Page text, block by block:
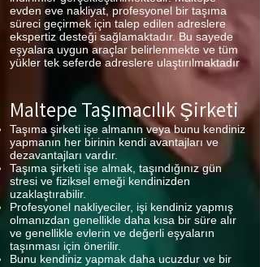
evden eve nakliyat, profesyonel bir taşıma
süreci geçirmek için talep edilen adreslere
ekspertiz desteği sağlamaktadır. Bu sayede
eşyalara uygun araçlar belirlenmekte ve tüm
yükler tek seferde adreslere ulaştırılmaktadır
Maltepe Taşımacılık Şirketi
Taşıma şirketi işe almanın veya bunu kendiniz
yapmanın her birinin kendi avantajları ve
dezavantajları vardır.
Taşıma şirketi işe almak, taşındığınız gün
stresi ve fiziksel emeği kendinizden
uzaklaştırabilir.
Profesyonel nakliyeciler, işi kendiniz yapmış
olmanızdan genellikle daha kısa bir süre alır
ve genellikle evlerin ve değerli eşyaların
taşınması için önerilir.
Bunu kendiniz yapmak daha ucuzdur ve bir